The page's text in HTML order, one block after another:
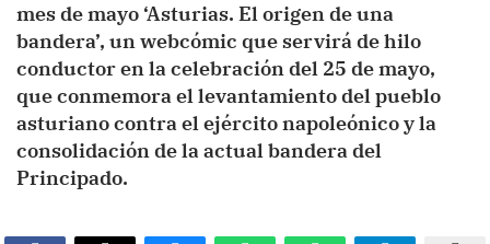
mes de mayo ‘Asturias. El origen de una
bandera’, un webcómic que servirá de hilo
conductor en la celebración del 25 de mayo,
que conmemora el levantamiento del pueblo
asturiano contra el ejército napoleónico y la
consolidación de la actual bandera del
Principado.